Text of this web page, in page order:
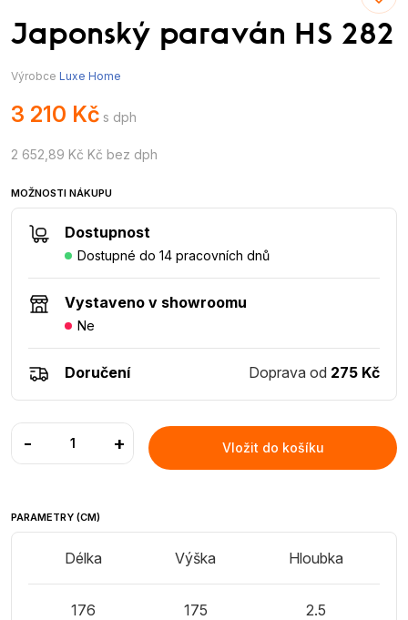
Japonský paraván HS 282
Výrobce Luxe Home
3 210 Kč s dph
2 652,89 Kč Kč bez dph
MOŽNOSTI NÁKUPU
Dostupnost
Dostupné do 14 pracovních dnů
Vystaveno v showroomu
Ne
Doručení Doprava od 275 Kč
- + Vložit do košíku
PARAMETRY (CM)
Délka
176
Výška
175
Hloubka
2.5